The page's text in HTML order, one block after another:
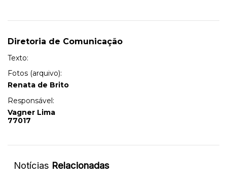
Diretoria de Comunicação
Texto:
Fotos (arquivo):
Renata de Brito
Responsável:
Vagner Lima
77017
Notícias Relacionadas